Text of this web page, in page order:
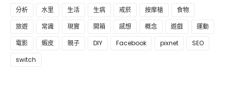
分析 水里 生活 生病 戒菸 按摩槍
食物
旅遊
常識 現實 開箱 感想 概念 遊戲
運動
電影
蝦皮 親子 DIY Facebook pixnet
SEO
switch